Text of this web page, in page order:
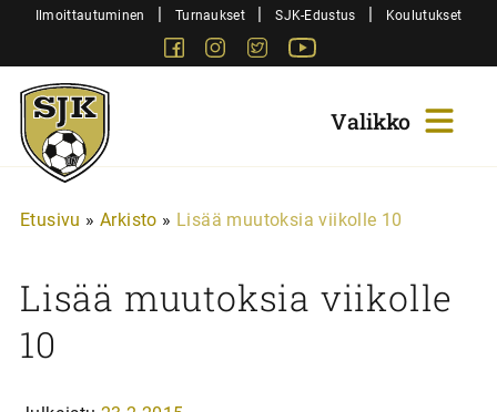
SiirryIlmoittautuminen | Turnaukset | SJK-Edustus | Koulutukset
FacebookInstagram
Twitter
Sjk-
Juniorit
Etusivu » Arkisto » Lisää muutoksia viikolle 10
Lisää muutoksia viikolle
10